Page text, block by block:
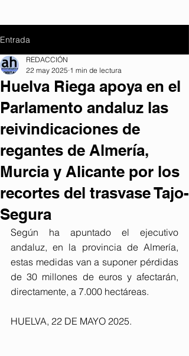
Entrada
Huelva Riega apoya en el
Parlamento andaluz las
reivindicaciones de
regantes de Almería,
Murcia y Alicante por los
recortes del trasvase Tajo-
Segura
REDACCIÓN
22 may 2025 1 min de lectura
Según ha apuntado el ejecutivo
andaluz, en la provincia de Almería,
estas medidas van a suponer pérdidas
de 30 millones de euros y afectarán,
directamente, a 7.000 hectáreas.
HUELVA, 22 DE MAYO 2025.